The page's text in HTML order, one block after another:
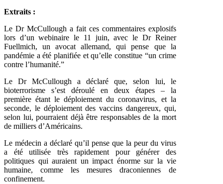
Extraits :
Le Dr McCullough a fait ces commentaires explosifs
lors d’un webinaire le 11 juin, avec le Dr Reiner
Fuellmich, un avocat allemand, qui pense que la
pandémie a été planifiée et qu’elle constitue “un crime
contre l’humanité.”
Le Dr McCullough a déclaré que, selon lui, le
bioterrorisme s’est déroulé en deux étapes – la
première étant le déploiement du coronavirus, et la
seconde, le déploiement des vaccins dangereux, qui,
selon lui, pourraient déjà être responsables de la mort
de milliers d’Américains.
Le médecin a déclaré qu’il pense que la peur du virus
a été utilisée très rapidement pour générer des
politiques qui auraient un impact énorme sur la vie
humaine, comme les mesures draconiennes de
confinement.